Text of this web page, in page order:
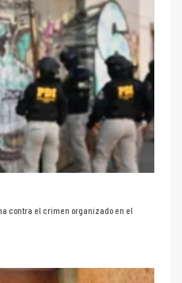
contra el crimen organizado en el